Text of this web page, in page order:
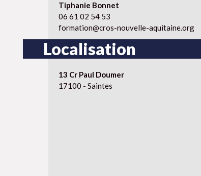
Tiphanie Bonnet
06 61 02 54 53
formation@cros-nouvelle-aquitaine.org
Localisation
13 Cr Paul Doumer
17100 - Saintes